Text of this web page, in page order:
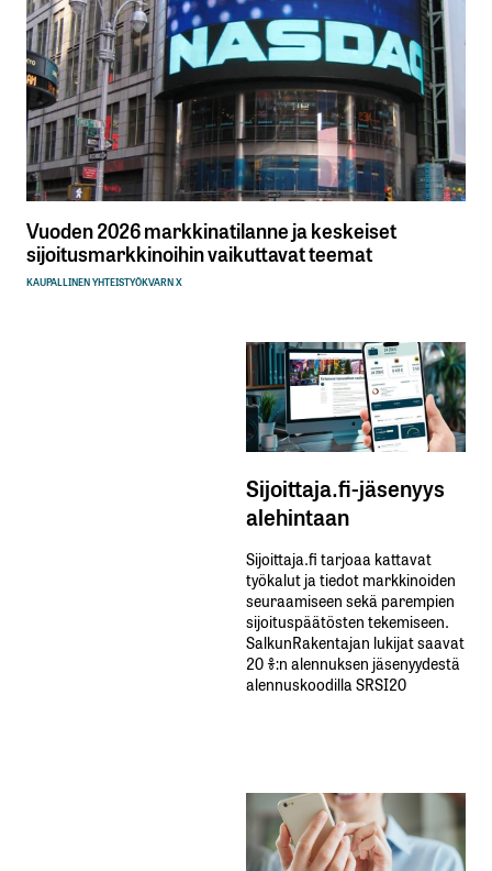
Vuoden 2026 markkinatilanne ja keskeiset
sijoitusmarkkinoihin vaikuttavat teemat
KAUPALLINEN YHTEISTYÖKVARN X
Sijoittaja.fi-jäsenyys
alehintaan
Sijoittaja.fi tarjoaa kattavat
työkalut ja tiedot markkinoiden
seuraamiseen sekä parempien
sijoituspäätösten tekemiseen.
SalkunRakentajan lukijat saavat
20 %:n alennuksen jäsenyydestä
alennuskoodilla SRSI20